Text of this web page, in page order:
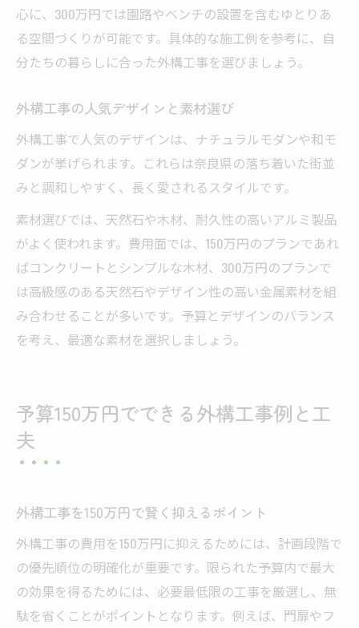
心に、300万円では園路やベンチの設置を含むゆとりあ
る空間づくりが可能です。具体的な施工例を参考に、自
分たちの暮らしに合った外構工事を選びましょう。
外構工事の人気デザインと素材選び
外構工事で人気のデザインは、ナチュラルモダンや和モ
ダンが挙げられます。これらは奈良県の落ち着いた街並
みと調和しやすく、長く愛されるスタイルです。
素材選びでは、天然石や木材、耐久性の高いアルミ製品
がよく使われます。費用面では、150万円のプランであれ
ばコンクリートとシンプルな木材、300万円のプランで
は高級感のある天然石やデザイン性の高い金属素材を組
み合わせることが多いです。予算とデザインのバランス
を考え、最適な素材を選択しましょう。
予算150万円でできる外構工事例と工
夫
外構工事を150万円で賢く抑えるポイント
外構工事の費用を150万円に抑えるためには、計画段階で
の優先順位の明確化が重要です。限られた予算内で最大
の効果を得るためには、必要最低限の工事を厳選し、無
駄を省くことがポイントとなります。例えば、門扉やフ